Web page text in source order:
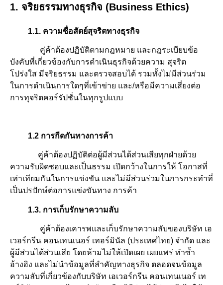
1. จริยธรรมทางธุรกิจ (Business Ethics)
1.1. ความซื่อสัตย์สุจริตทางธุรกิจ
คู่ค้าต้องปฏิบัติตามกฎหมาย และกฎระเบียบข้อ
บังคับที่เกี่ยวข้องกับการดำเนินธุรกิจด้วยความ สุจริต
โปร่งใส มีจริยธรรม และตรวจสอบได้ รวมทั้งไม่มีส่วนร่วม
ในการดำเนินการใดๆที่เข้าข่าย และ/หรือมีความเสี่ยงต่อ
การทุจริตคอร์รัปชั่นในทุกรูปแบบ
1.2 การกีดกันทางการค้า
คู่ค้าต้องปฏิบัติต่อผู้มีส่วนได้ส่วนเสียทุกฝ่ายด้วย
ความรับผิดชอบและเป็นธรรม เปิดกว้างในการให้ โอกาสที่
เท่าเทียมกันในการแข่งขัน และไม่มีส่วนร่วมในการกระทำที่
เป็นปรปักษ์ต่อการแข่งขันทาง การค้า
1.3. การเก็บรักษาความลับ
คู่ค้าต้องเคารพและเก็บรักษาความลับของบริษัท เอ
เวอร์กรีน คอนเทนเนอร์ เทอร์มินัล (ประเทศไทย) จำกัด และ
ผู้มีส่วนได้ส่วนเสีย โดยห้ามไม่ให้เปิดเผย เผยแพร่ ทำซ้ำ
อ้างอิง และไม่นำข้อมูลที่สำคัญทางธุรกิจ ตลอดจนข้อมูล
ความลับที่เกี่ยวข้องกับบริษัท เอเวอร์กรีน คอนเทนเนอร์ เท